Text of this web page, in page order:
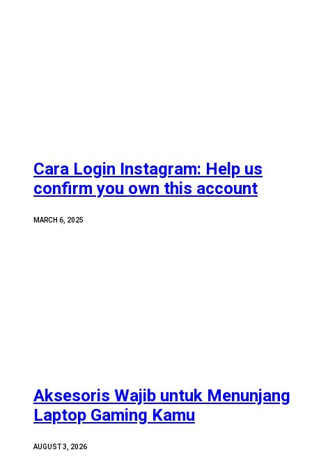
Cara Login Instagram: Help us
confirm you own this account
MARCH 6, 2025
Aksesoris Wajib untuk Menunjang
Laptop Gaming Kamu
AUGUST 3, 2026